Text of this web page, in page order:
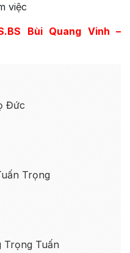
việc
Bùi Quang Vinh –
Đức
Trọng
Trọng Tuấn